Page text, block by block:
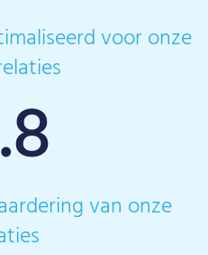
voor onze
van onze